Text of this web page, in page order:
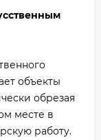
объекты
обрезая
месте в
работу.